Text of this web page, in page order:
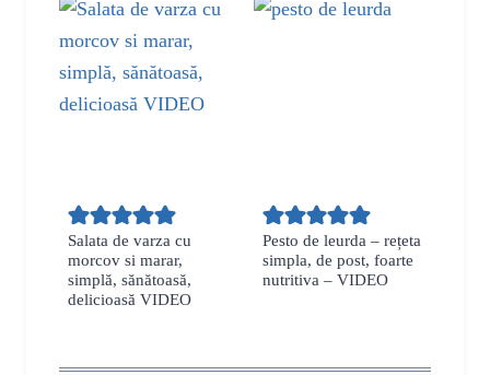
Salata de varza cu
morcov si marar,
simplă, sănătoasă,
delicioasă VIDEO
Pesto de leurda – rețeta
simpla, de post, foarte
nutritiva – VIDEO